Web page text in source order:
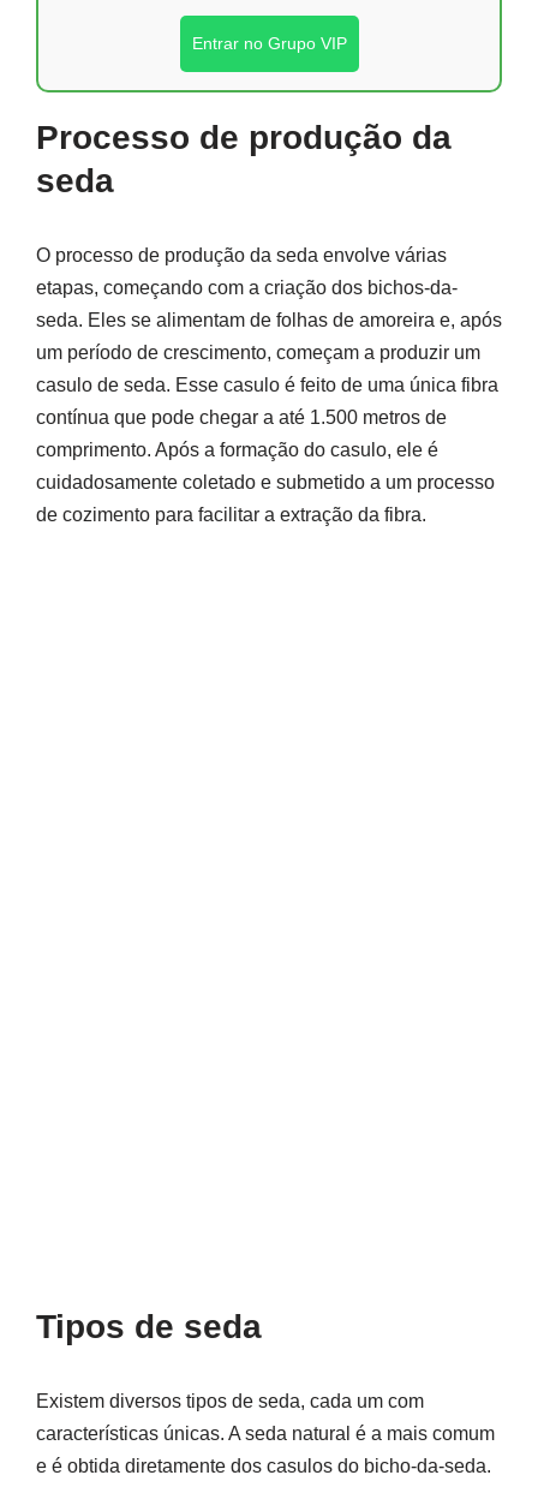
Entrar no Grupo VIP
Processo de produção da
seda
O processo de produção da seda envolve várias
etapas, começando com a criação dos bichos-da-
seda. Eles se alimentam de folhas de amoreira e, após
um período de crescimento, começam a produzir um
casulo de seda. Esse casulo é feito de uma única fibra
contínua que pode chegar a até 1.500 metros de
comprimento. Após a formação do casulo, ele é
cuidadosamente coletado e submetido a um processo
de cozimento para facilitar a extração da fibra.
Tipos de seda
Existem diversos tipos de seda, cada um com
características únicas. A seda natural é a mais comum
e é obtida diretamente dos casulos do bicho-da-seda.